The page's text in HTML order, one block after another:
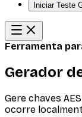
Iniciar Teste
Ferramenta
Gerador
Gere chaves
ocorre